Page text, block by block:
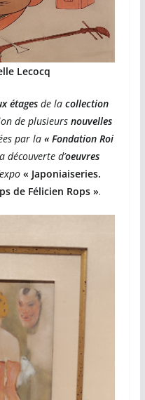
Lecocq
étagesde la collection
de plusieurs nouvelles
par la « Fondation Roi
découverte d’oeuvres
« Japoniaiseries.
de Félicien Rops ».